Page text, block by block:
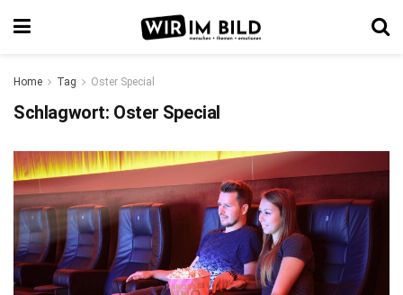
Home Tag Oster Special
Schlagwort: Oster Special